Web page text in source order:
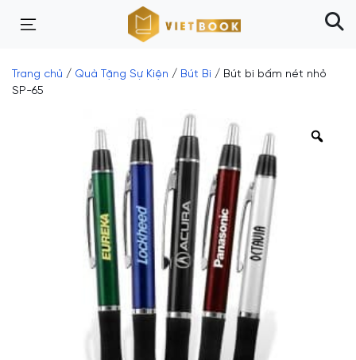
Trang chủ / Quà Tặng Sự Kiện / Bút Bi / Bút bi bấm nét nhỏ
SP-65